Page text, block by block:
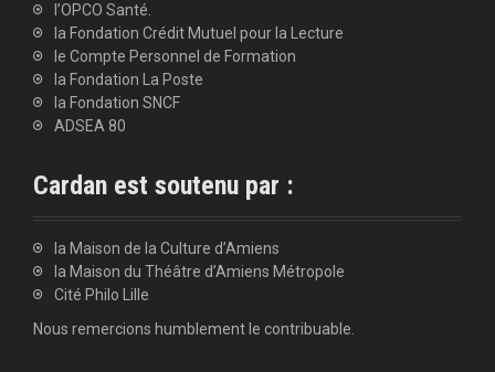
l’OPCO Santé.
la Fondation Crédit Mutuel pour la Lecture
le Compte Personnel de Formation
la Fondation La Poste
la Fondation SNCF
ADSEA 80
Cardan est soutenu par :
la Maison de la Culture d’Amiens
la Maison du Théâtre d’Amiens Métropole
Cité Philo Lille
Nous remercions humblement le contribuable.